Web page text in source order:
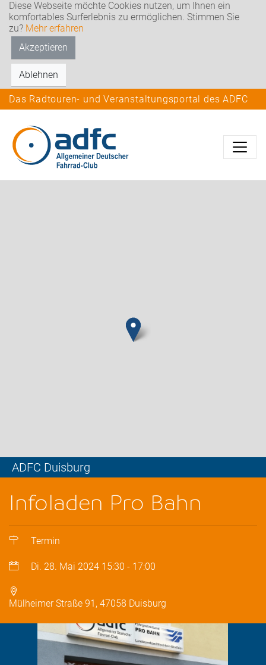
Diese Webseite möchte Cookies nutzen, um Ihnen ein
komfortables Surferlebnis zu ermöglichen. Stimmen Sie
zu? Mehr erfahren
Akzeptieren
Ablehnen
Das Radtouren- und Veranstaltungsportal des ADFC
ADFC Duisburg
Infoladen Pro Bahn
Termin
Di. 28. Mai 2024 15:30 - 17:00
Mülheimer Straße 91, 47058 Duisburg